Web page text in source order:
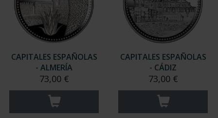
CAPITALES ESPAÑOLAS
- ALMERÍA
73,00 €
CAPITALES ESPAÑOLAS
- CÁDIZ
73,00 €